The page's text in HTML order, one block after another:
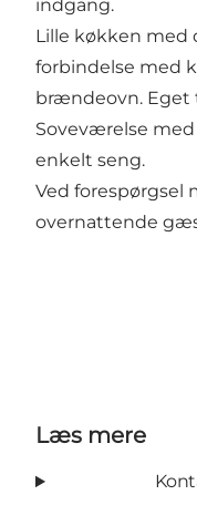
indgang.
Lille køkken med
forbindelse med
brændeovn. Eget
Soveværelse
enkelt seng.
Ved forespørgsel
overnattende
Læs mere